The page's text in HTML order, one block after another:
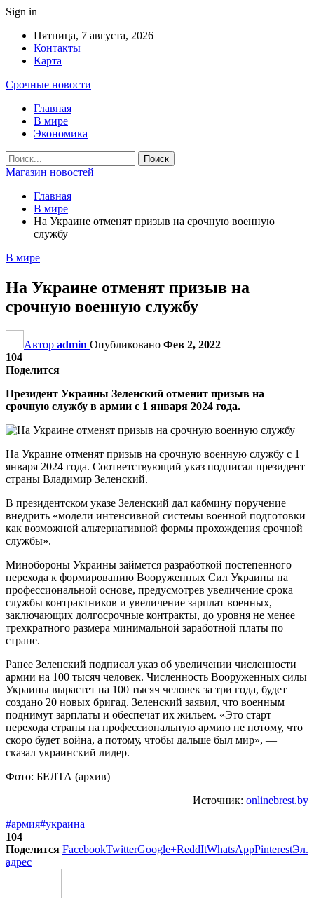
Sign in
Пятница, 7 августа, 2026
Контакты
Карта
Срочные новости
Главная
В мире
Экономика
Магазин новостей
Главная
В мире
На Украине отменят призыв на срочную военную
службу
В мире
На Украине отменят призыв на
срочную военную службу
Автор admin Опубликовано Фев 2, 2022
104
Поделится
Президент Украины Зеленский отменит призыв на
срочную службу в армии с 1 января 2024 года.
На Украине отменят призыв на срочную военную службу с 1
января 2024 года. Соответствующий указ подписал президент
страны Владимир Зеленский.
В президентском указе Зеленский дал кабмину поручение
внедрить «модели интенсивной системы военной подготовки
как возможной альтернативной формы прохождения срочной
службы».
Минобороны Украины займется разработкой постепенного
перехода к формированию Вооруженных Сил Украины на
профессиональной основе, предусмотрев увеличение срока
службы контрактников и увеличение зарплат военных,
заключающих долгосрочные контракты, до уровня не менее
трехкратного размера минимальной заработной платы по
стране.
Ранее Зеленский подписал указ об увеличении численности
армии на 100 тысяч человек. Численность Вооруженных силы
Украины вырастет на 100 тысяч человек за три года, будет
создано 20 новых бригад. Зеленский заявил, что военным
поднимут зарплаты и обеспечат их жильем. «Это старт
перехода страны на профессиональную армию не потому, что
скоро будет война, а потому, чтобы дальше был мир», —
сказал украинский лидер.
Фото: БЕЛТА (архив)
Источник: onlinebrest.by
#армия#украина
104
Поделится FacebookTwitterGoogle+ReddItWhatsAppPinterestЭл.
адрес